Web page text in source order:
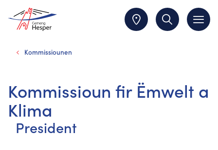
Kommissiounen
Kommissioun fir Ëmwelt a
Klima
President